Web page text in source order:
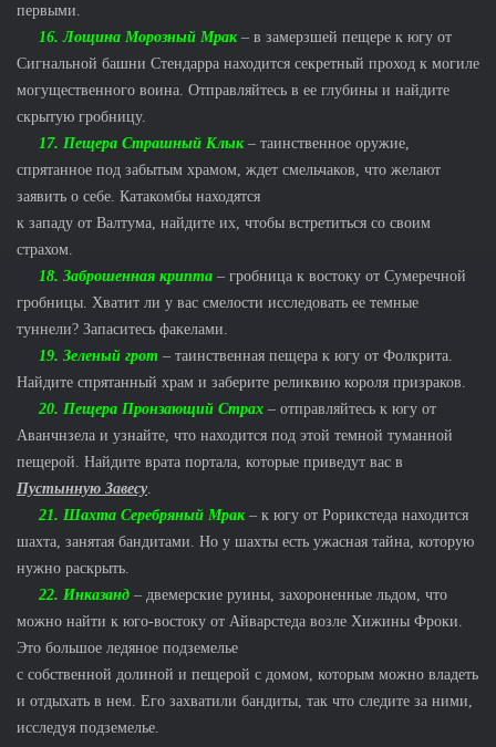
первыми.
16. Лощина Морозный Мрак– в замерзшей пещере к югу от
Сигнальной башни Стендарра находится секретный проход к могиле
могущественного воина. Отправляйтесь в ее глубины и найдите
скрытую гробницу.
17. Пещера Страшный Клык– таинственное оружие,
спрятанное под забытым храмом, ждет смельчаков, что желают
заявить о себе. Катакомбы находятся
к западу от Валтума, найдите их, чтобы встретиться со своим
страхом.
18. Заброшенная крипта – гробница к востоку от Сумеречной
гробницы. Хватит ли у вас смелости исследовать ее темные
туннели? Запаситесь факелами.
19. Зеленый грот – таинственная пещера к югу от Фолкрита.
Найдите спрятанный храм и заберите реликвию короля призраков.
20. Пещера Пронзающий Страх – отправляйтесь к югу от
Аванчнзела и узнайте, что находится под этой темной туманной
пещерой. Найдите врата портала, которые приведут вас в
Пустынную Завесу.
21. Шахта Серебряный Мрак– к югу от Рорикстеда находится
шахта, занятая бандитами. Но у шахты есть ужасная тайна, которую
нужно раскрыть.
22. Инказанд – двемерские руины, захороненные льдом, что
можно найти к юго-востоку от Айварстеда возле Хижины Фроки.
Это большое ледяное подземелье
с собственной долиной и пещерой с домом, которым можно владеть
и отдыхать в нем. Его захватили бандиты, так что следите за ними,
исследуя подземелье.